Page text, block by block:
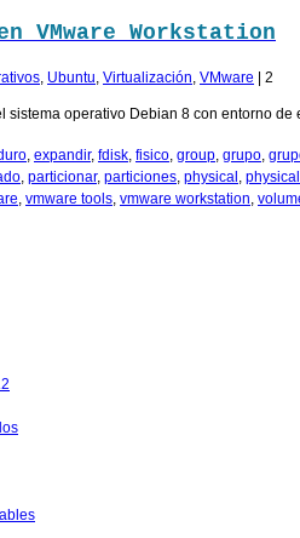
VMware Workstation
, Ubuntu, Virtualización, VMware 2
operativo Debian 8 con entorno
, expandir, fdisk, fisico, group, grupo,
, particionar, particiones, physical ,
, vmware tools, vmware workstation,